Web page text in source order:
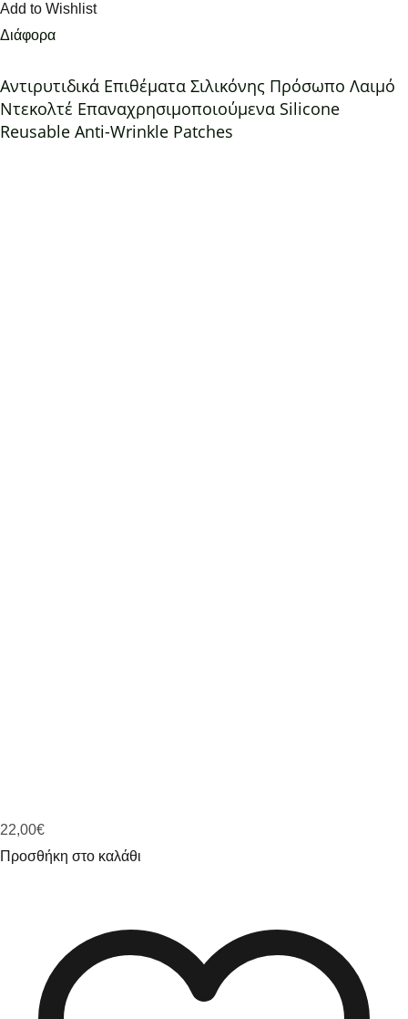
Add to Wishlist
Διάφορα
Αντιρυτιδικά Επιθέματα Σιλικόνης Πρόσωπο Λαιμό
Ντεκολτέ Επαναχρησιμοποιούμενα Silicone
Reusable Anti-Wrinkle Patches
22,00€
Προσθήκη στο καλάθι